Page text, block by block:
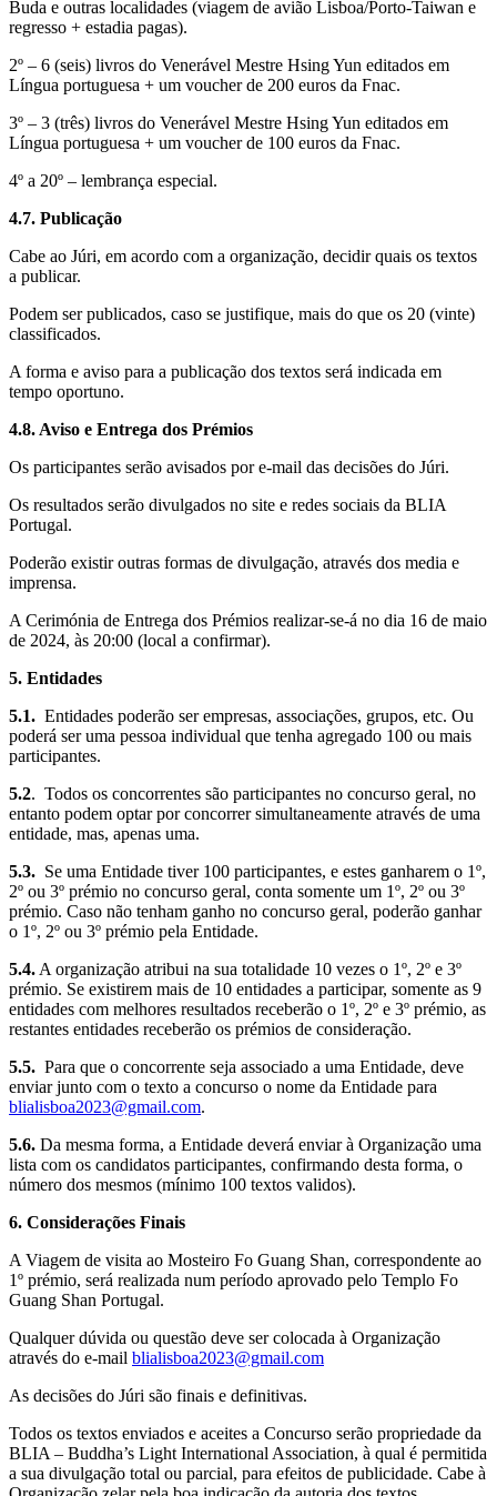
Buda e outras localidades (viagem de avião Lisboa/Porto-Taiwan e
regresso + estadia pagas).
2º – 6 (seis) livros do Venerável Mestre Hsing Yun editados em
Língua portuguesa + um voucher de 200 euros da Fnac.
3º – 3 (três) livros do Venerável Mestre Hsing Yun editados em
Língua portuguesa + um voucher de 100 euros da Fnac.
4º a 20º – lembrança especial.
4.7. Publicação
Cabe ao Júri, em acordo com a organização, decidir quais os textos
a publicar.
Podem ser publicados, caso se justifique, mais do que os 20 (vinte)
classificados.
A forma e aviso para a publicação dos textos será indicada em
tempo oportuno.
4.8. Aviso e Entrega dos Prémios
Os participantes serão avisados por e-mail das decisões do Júri.
Os resultados serão divulgados no site e redes sociais da BLIA
Portugal.
Poderão existir outras formas de divulgação, através dos media e
imprensa.
A Cerimónia de Entrega dos Prémios realizar-se-á no dia 16 de maio
de 2024, às 20:00 (local a confirmar).
5. Entidades
5.1. Entidades poderão ser empresas, associações, grupos, etc. Ou
poderá ser uma pessoa individual que tenha agregado 100 ou mais
participantes.
5.2. Todos os concorrentes são participantes no concurso geral, no
entanto podem optar por concorrer simultaneamente através de uma
entidade, mas, apenas uma.
5.3. Se uma Entidade tiver 100 participantes, e estes ganharem o 1º,
2º ou 3º prémio no concurso geral, conta somente um 1º, 2º ou 3º
prémio. Caso não tenham ganho no concurso geral, poderão ganhar
o 1º, 2º ou 3º prémio pela Entidade.
5.4. A organização atribui na sua totalidade 10 vezes o 1º, 2º e 3º
prémio. Se existirem mais de 10 entidades a participar, somente as 9
entidades com melhores resultados receberão o 1º, 2º e 3º prémio, as
restantes entidades receberão os prémios de consideração.
5.5. Para que o concorrente seja associado a uma Entidade, deve
enviar junto com o texto a concurso o nome da Entidade para
blialisboa2023@gmail.com.
5.6. Da mesma forma, a Entidade deverá enviar à Organização uma
lista com os candidatos participantes, confirmando desta forma, o
número dos mesmos (mínimo 100 textos validos).
6. Considerações Finais
A Viagem de visita ao Mosteiro Fo Guang Shan, correspondente ao
1º prémio, será realizada num período aprovado pelo Templo Fo
Guang Shan Portugal.
Qualquer dúvida ou questão deve ser colocada à Organização
através do e-mail blialisboa2023@gmail.com
As decisões do Júri são finais e definitivas.
Todos os textos enviados e aceites a Concurso serão propriedade da
BLIA – Buddha’s Light International Association, à qual é permitida
a sua divulgação total ou parcial, para efeitos de publicidade. Cabe à